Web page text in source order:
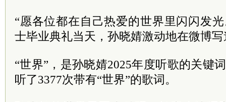
“愿各位都在自己热爱的世界里闪闪发
士毕业典礼当天，孙晓婧激动地在微博
“世界”，是孙晓婧2025年度听歌的关键
听了3377次带有“世界”的歌词。